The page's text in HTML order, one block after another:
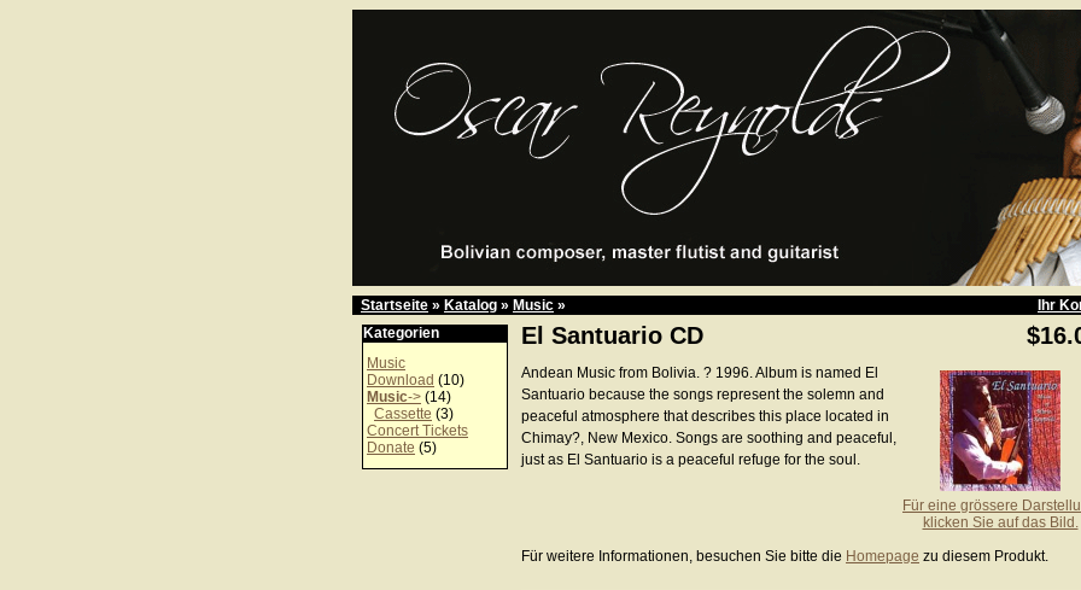
Startseite » Katalog » Music »
Ihr
Kategorien
Music
Download (10)
Music-> (14)
Cassette (3)
Concert Tickets
Donate (5)
El Santuario CD
Für eine grössere
klicken Sie auf das Bild.
Andean Music from Bolivia. ? 1996. Album is named El
Santuario because the songs represent the solemn and
peaceful atmosphere that describes this place located in
Chimay?, New Mexico. Songs are soothing and peaceful,
just as El Santuario is a peaceful refuge for the soul.
Für weitere Informationen, besuchen Sie bitte die Homepage zu diesem Produkt.